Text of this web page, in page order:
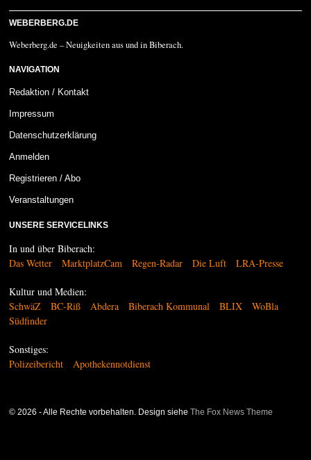
WEBERBERG.DE
Weberberg.de – Neuigkeiten aus und in Biberach.
NAVIGATION
Redaktion / Kontakt
Impressum
Datenschutzerklärung
Anmelden
Registrieren / Abo
Veranstaltungen
UNSERE SERVICELINKS
In und über Biberach:
Das Wetter
MarktplatzCam Regen-Radar Die Luft LRA-Presse
Kultur und Medien:
SchwäZ
BC-Riß Abdera Biberach Kommunal BLIX
WoBla
Südfinder
Sonstiges:
Polizeibericht
Apothekennotdienst
©2026 - Alle Rechte vorbehalten. Design sieheThe Fox News Theme